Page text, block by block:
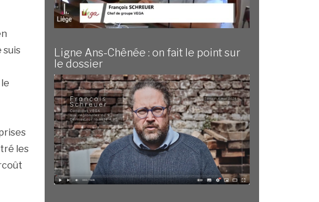
suis
les
Ligne Ans-Chênée : on fait le point sur
le dossier